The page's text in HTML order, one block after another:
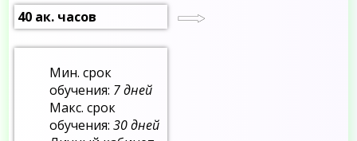
40 ак. часов
Мин. срок
обучения: 7 дней
Макс. срок
обучения:30 дней